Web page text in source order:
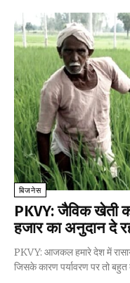
बिजनेस
PKVY: जैविक खेती
हजार का अनुदान दे
PKVY: आजकल हमारे देश में
जिसके कारण पर्यावरण पर तो बहुत